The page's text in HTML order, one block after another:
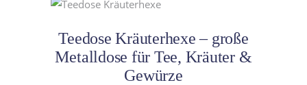
Teedose Kräuterhexe – große
Metalldose für Tee, Kräuter &
Gewürze